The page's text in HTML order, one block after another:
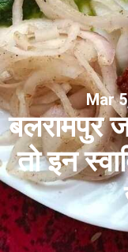
Mar
बलरामपुर
तो इन